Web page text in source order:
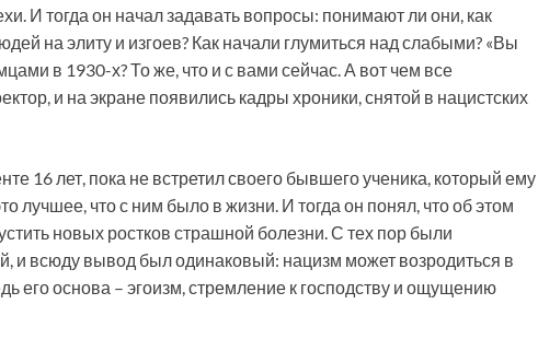
И тогда он начал задавать вопросы: понимают ли они, как
на элиту и изгоев? Как начали глумиться над слабыми? «Вы
в 1930-х? То же, что и с вами сейчас. А вот чем все
и на экране появились кадры хроники, снятой в нацистских
16 лет, пока не встретил своего бывшего ученика, который ему
лучшее, что с ним было в жизни. И тогда он понял, что об этом
новых ростков страшной болезни. С тех пор были
и всюду вывод был одинаковый: нацизм может возродиться в
его основа – эгоизм, стремление к господству и ощущению